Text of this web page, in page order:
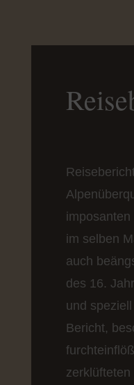
im selben
auch
des 16.
und
Bericht,